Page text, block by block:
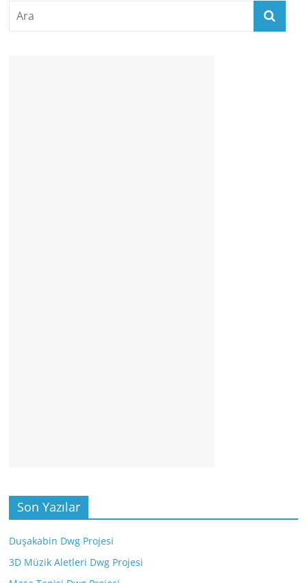
Son Yazılar
Duşakabin Dwg Projesi
3D Müzik Aletleri Dwg Projesi